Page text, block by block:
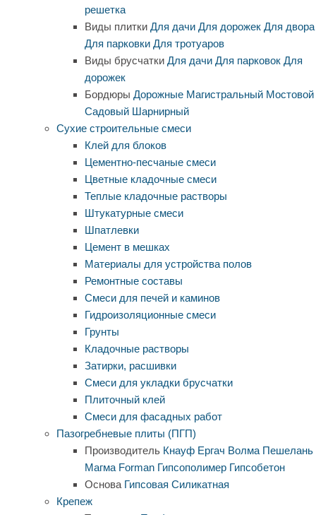
решетка
Виды плитки Для дачи Для дорожек Для двора
Для парковки Для тротуаров
Виды брусчатки Для дачи Для парковок Для
дорожек
Бордюры Дорожные Магистральный Мостовой
Садовый Шарнирный
Сухие строительные смеси
Клей для блоков
Цементно-песчаные смеси
Цветные кладочные смеси
Теплые кладочные растворы
Штукатурные смеси
Шпатлевки
Цемент в мешках
Материалы для устройства полов
Ремонтные составы
Смеси для печей и каминов
Гидроизоляционные смеси
Грунты
Кладочные растворы
Затирки, расшивки
Смеси для укладки брусчатки
Плиточный клей
Смеси для фасадных работ
Пазогребневые плиты (ПГП)
Производитель Кнауф Ергач Волма Пешелань
Магма Forman Гипсополимер Гипсобетон
Основа Гипсовая Силикатная
Крепеж